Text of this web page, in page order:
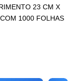
23 CM X
1000 FOLHAS